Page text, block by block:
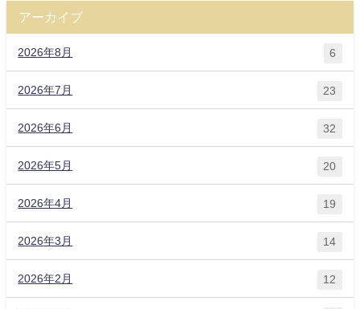
アーカイブ
2026年8月 6
2026年7月 23
2026年6月 32
2026年5月 20
2026年4月 19
2026年3月 14
2026年2月 12